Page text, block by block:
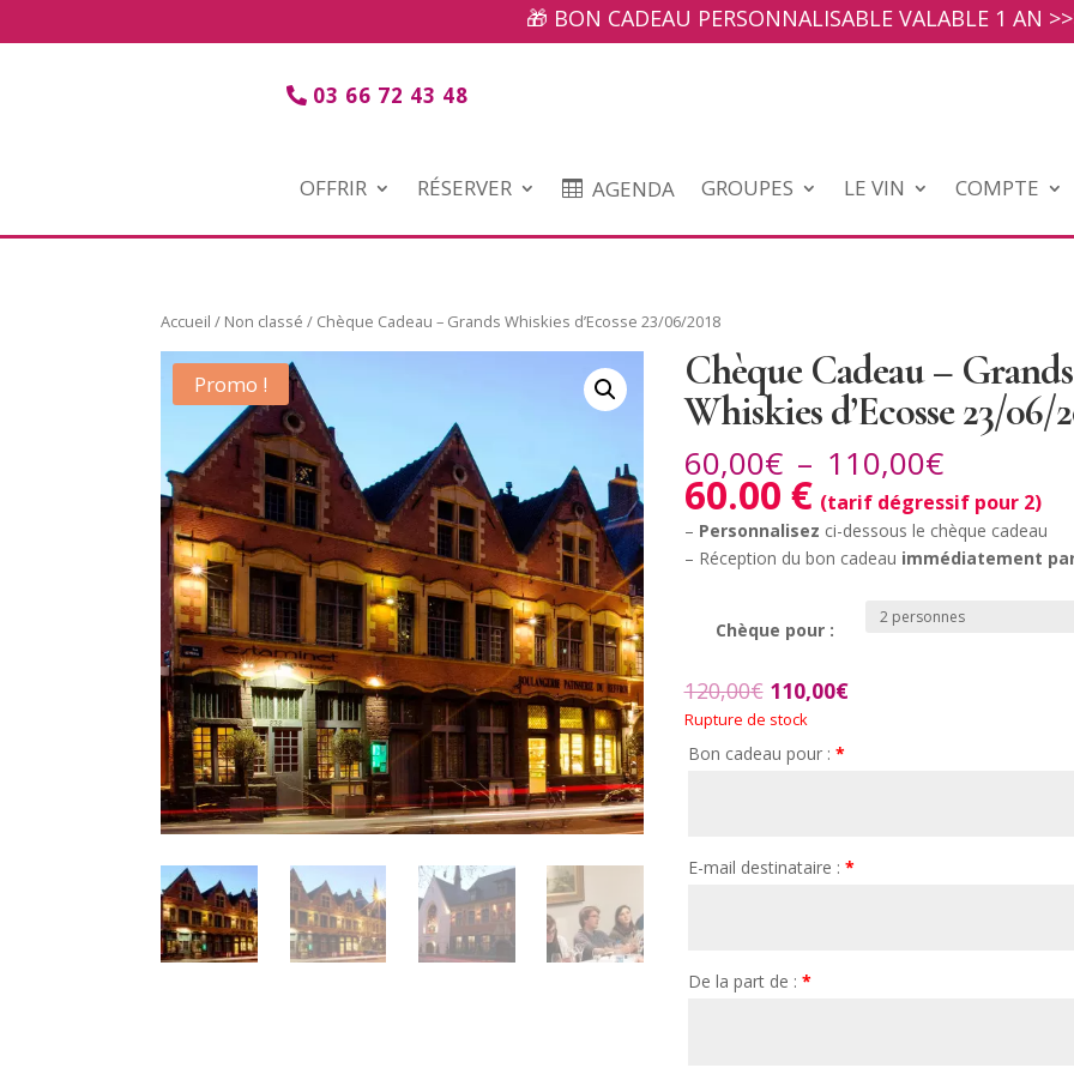
🎁 BON CADEAU PERSONNALISABLE VALABLE 1 AN
03 66 72 43 48
OFFRIR RÉSERVER AGENDA GROUPES LE VIN COMPTE
Accueil / Non classé / Chèque Cadeau – Grands Whiskies d’Ecosse 23/06/2018
Promo !
Chèque Cadeau – Grands
Whiskies d’Ecosse 23/06/
60,00€ – 110,00€Plage
de
prix :
60,00€
à
60.00 € (tarif dégressif pour 2)
– Personnalisez ci-dessous le chèque cadeau
– Réception du bon cadeau immédiatement
Chèque pour :
120,00€ Le
prix
initial
était :
110,00€Le
Rupture de stock
Bon cadeau pour : *
E-mail destinataire : *
De la part de : *